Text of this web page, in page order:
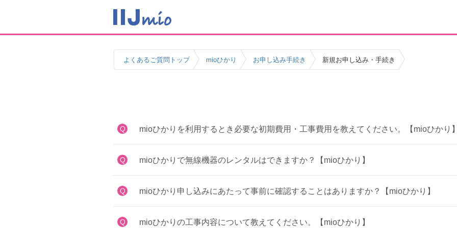
よくあるご質問トップ mioひかり お申し込み手続き 新規お申し込み・手続き
Q mioひかりを利用するとき必要な初期費用・工事費用を教えてください。【mioひかり】
Q mioひかりで無線機器のレンタルはできますか？【mioひかり】
Q mioひかり申し込みにあたって事前に確認することはありますか？【mioひかり】
Q mioひかりの工事内容について教えてください。【mioひかり】